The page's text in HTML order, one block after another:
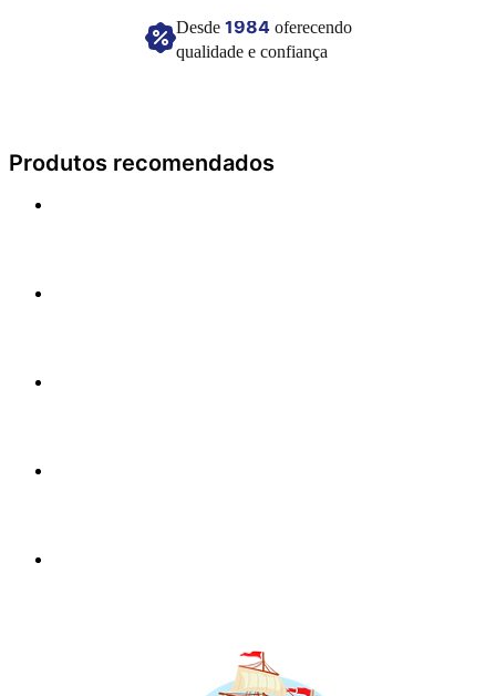
Desde 1984oferecendo
qualidade e confiança
Produtos recomendados